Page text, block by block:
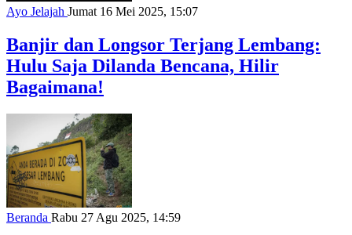
Ayo Jelajah Jumat 16 Mei 2025, 15:07
Banjir dan Longsor Terjang Lembang:
Hulu Saja Dilanda Bencana, Hilir
Bagaimana!
Beranda Rabu 27 Agu 2025, 14:59